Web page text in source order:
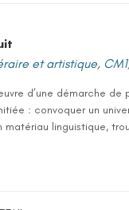
et artistique, CM1
d’une démarche de
: convoquer un
matériau linguistique,